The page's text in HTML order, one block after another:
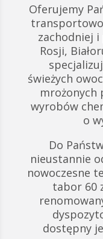
Oferujemy
zachodniej i
Rosji,
świeżych
mrożonych
wyrobów
o
Do
nieustannie
nowoczesne
tabor 60
dostępny